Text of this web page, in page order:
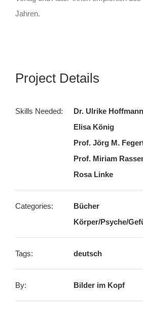
Jahren.
Project Details
Skills Needed:
Dr. Ulrike Hoffmann
Elisa König
Prof. Jörg M.
Prof. Miriam
Rosa Linke
Categories:
Bücher
Körper/Psyche/
Tags: deutsch
By: Bilder im Kopf